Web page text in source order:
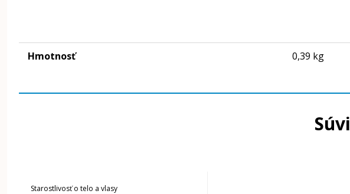
Hmotnosť 0,39 kg
Starostlivosť o telo a vlasy